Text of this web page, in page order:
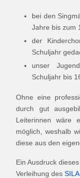
bei den
Jahre bis zum
der
Schuljahr
unser
Schuljahr bis
Ohne eine
durch gut
Leiterinnen wäre
möglich, weshalb
diese aus den
Ein Ausdruck
Verleihung des